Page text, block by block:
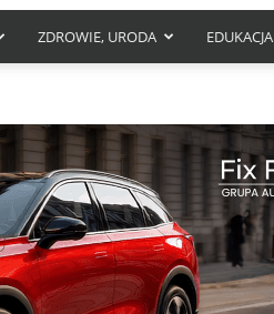
ZDROWIE, URODA EDUKACJA